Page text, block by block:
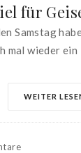
für
Samstag
mal wieder ein
WEITER